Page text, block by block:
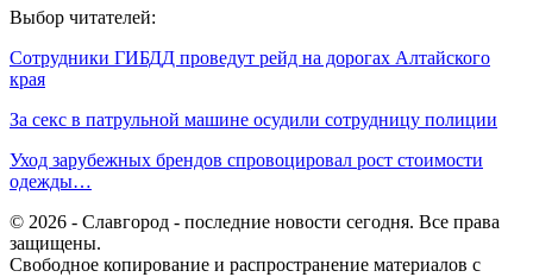
Выбор читателей:
Сотрудники ГИБДД проведут рейд на дорогах Алтайского
края
За секс в патрульной машине осудили сотрудницу полиции
Уход зарубежных брендов спровоцировал рост стоимости
одежды…
© 2026 - Славгород - последние новости сегодня. Все права
защищены.
Свободное копирование и распространение материалов с